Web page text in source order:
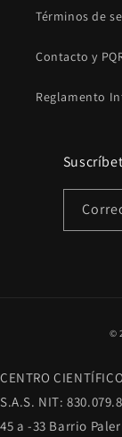
Términos de
Contacto y
Reglamento
©
CENTRO
S.A.S. NIT:
45 a -33 Barrio